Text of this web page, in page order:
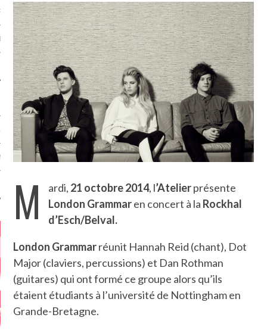
M ardi, 21 octobre 2014, l’Atelierprésente
London Grammaren concert à la Rockhal
d’Esch/Belval.
London Grammarréunit Hannah Reid (chant), Dot
Major (claviers, percussions) et Dan Rothman
(guitares) qui ont formé ce groupe alors qu’ils
étaient étudiants à l’université de Nottingham en
Grande-Bretagne.